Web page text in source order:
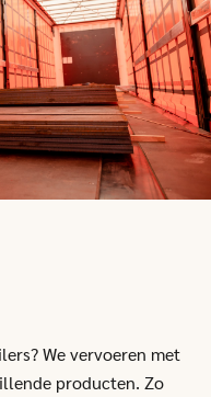
We vervoeren met
producten. Zo